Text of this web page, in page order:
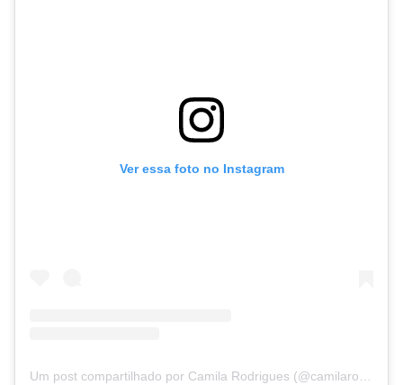
Ver essa foto no Instagram
Um post compartilhado por Camila Rodrigues (@camilarodrigues11)